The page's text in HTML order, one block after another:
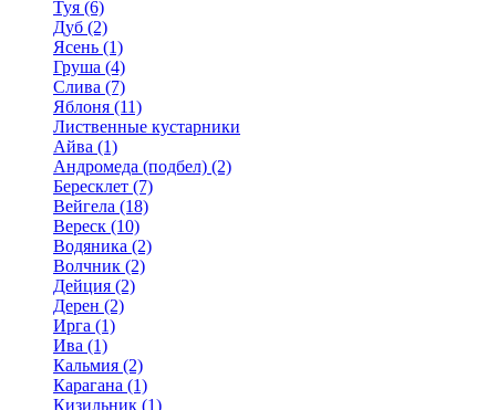
Туя (6)
Дуб (2)
Ясень (1)
Груша (4)
Слива (7)
Яблоня (11)
Лиственные кустарники
Айва (1)
Андромеда (подбел) (2)
Бересклет (7)
Вейгела (18)
Вереск (10)
Водяника (2)
Волчник (2)
Дейция (2)
Дерен (2)
Ирга (1)
Ива (1)
Кальмия (2)
Карагана (1)
Кизильник (1)